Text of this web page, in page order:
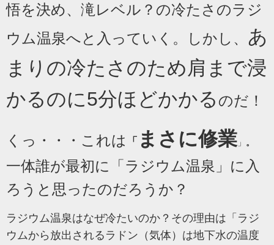
悟を決め、滝レベル？の冷たさのラジ
ウム温泉へと入っていく。しかし、 あ
まりの冷たさのため肩まで浸
かるのに5分ほどかかる のだ！
くっ・・・これは 「 まさに修業 」 。
一体誰が最初に「ラジウム温泉」に入
ろうと思ったのだろうか？
ラジウム温泉はなぜ冷たいのか？その理由は「ラジ
ウムから放出されるラドン（気体）は地下水の温度